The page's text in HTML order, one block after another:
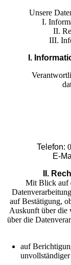
Unsere
I.
II.
III.
I.
Telefon:
E-
II.
Mit Blick auf
auf Bestätigung,
Auskunft über die
über die
auf